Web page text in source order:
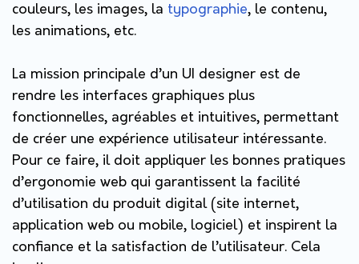
couleurs, les images, la typographie, le contenu,
les animations, etc.
La mission principale d’un UI designer est de
rendre les interfaces graphiques plus
fonctionnelles, agréables et intuitives, permettant
de créer une expérience utilisateur intéressante.
Pour ce faire, il doit appliquer les bonnes pratiques
d’ergonomie web qui garantissent la facilité
d’utilisation du produit digital (site internet,
application web ou mobile, logiciel) et inspirent la
confiance et la satisfaction de l’utilisateur. Cela